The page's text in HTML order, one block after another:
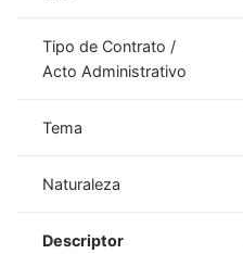
Tipo de Contrato /
Acto Administrativo
Tema
Naturaleza
Descriptor